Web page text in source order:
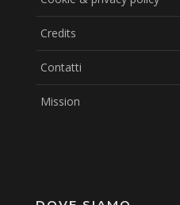
Credits
Contatti
Mission